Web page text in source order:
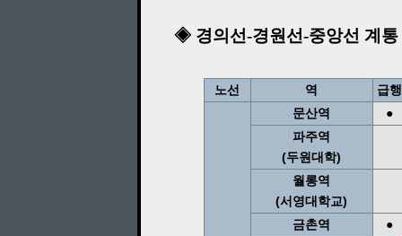
◈ 경의선-경원선-중앙선 계통
노선 역 급행
문산역 ●
파주역
(두원대학)
월롱역
(서영대학교)
금촌역
●